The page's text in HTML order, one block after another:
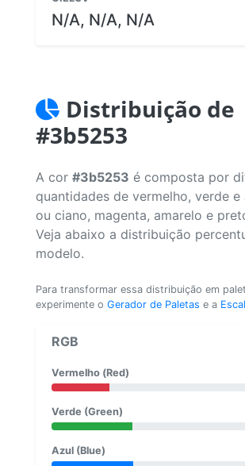
N/A, N/A, N/A
Distribuição de
#3b5253
A cor #3b5253 é composta por
quantidades de vermelho, verde e
ou ciano, magenta, amarelo e
Veja abaixo a distribuição
modelo.
Para transformar essa distribuição em
experimente o Gerador de Paletas e a
RGB
Vermelho (Red)
Verde (Green)
Azul (Blue)